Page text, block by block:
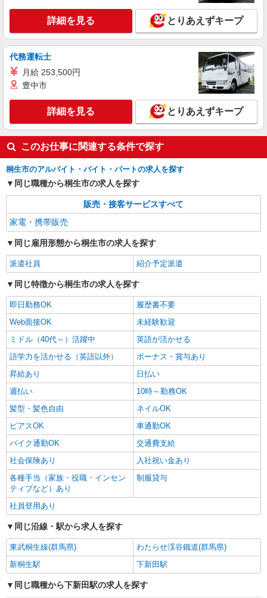
詳細を見る とりあえずキープ
代務運転士
月給 253,500円
豊中市
詳細を見る とりあえずキープ
このお仕事に関連する条件で探す
桐生市のアルバイト・バイト・パートの求人を探す
同じ職種から桐生市の求人を探す
販売・接客サービスすべて
家電・携帯販売
同じ雇用形態から桐生市の求人を探す
派遣社員 紹介予定派遣
同じ特徴から桐生市の求人を探す
即日勤務OK
履歴書不要
Web面接OK
未経験歓迎
ミドル（40代～）活躍中
英語が活かせる
語学力を活かせる（英語以外）
ボーナス・賞与あり
昇給あり
日払い
週払い
10時～勤務OK
髪型・髪色自由
ネイルOK
ピアスOK
車通勤OK
バイク通勤OK
交通費支給
社会保険あり
入社祝い金あり
各種手当（家族・役職・インセン
ティブなど）あり
制服貸与
社員登用あり
同じ沿線・駅から求人を探す
東武桐生線(群馬県)
わたらせ渓谷鐵道(群馬県)
新桐生駅
下新田駅
同じ職種から下新田駅の求人を探す